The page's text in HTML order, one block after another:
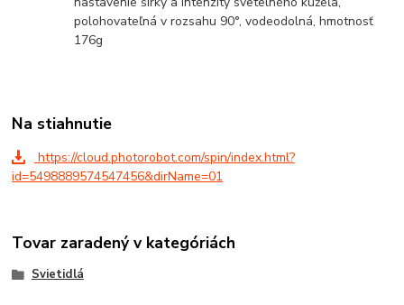
polohovateľná v rozsahu 90°, vodeodolná, hmotnosť
176g
Na stiahnutie
https://cloud.photorobot.com/spin/index.html?
id=5498889574547456&dirName=01
Tovar zaradený v kategóriách
Svietidlá